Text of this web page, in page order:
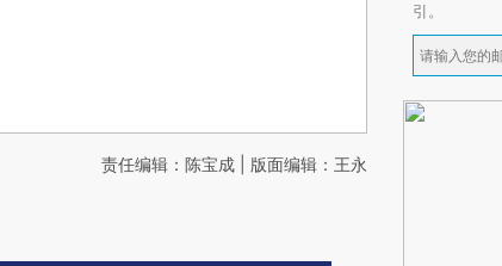
责任编辑：陈宝成 | 版面编辑：王永
引。